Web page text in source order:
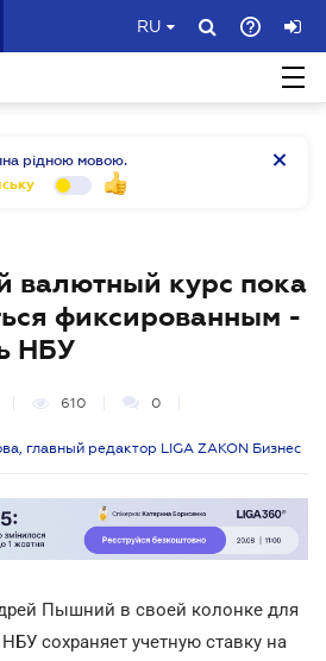
RU
рідною мовою.
валютный курс пока
фиксированным -
НБУ
610 0
главный редактор LIGA ZAKON Бизнес
Пышний в своей колонке для
сохраняет учетную ставку на